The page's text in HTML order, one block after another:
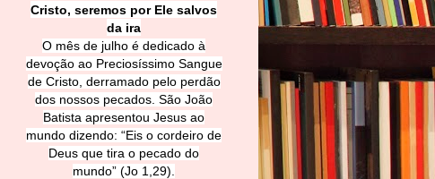
Cristo, seremos por Ele salvos
da ira
O mês de julho é dedicado à
devoção ao Preciosíssimo Sangue
de Cristo, derramado pelo perdão
dos nossos pecados. São João
Batista apresentou Jesus ao
mundo dizendo: “Eis o cordeiro de
Deus que tira o pecado do
mundo” (Jo 1,29).